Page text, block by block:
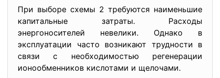
При выборе схемы 2 требуются наименьшие
капитальные затраты. Расходы
энергоносителей невелики. Однако в
эксплуатации часто возникают трудности в
связи с необходимостью регенерации
ионообменников кислотами и щелочами.